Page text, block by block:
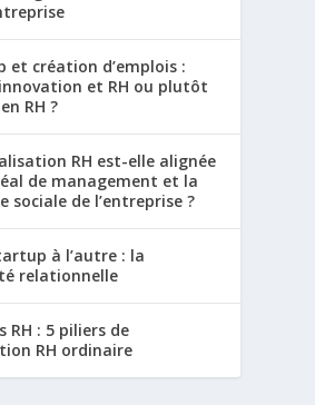
et création d’emplois :
et RH ou plutôt
RH ?
RH est-elle alignée
de management et la
sociale de l’entreprise ?
à l’autre : la
relationnelle
RH : 5 piliers de
RH ordinaire